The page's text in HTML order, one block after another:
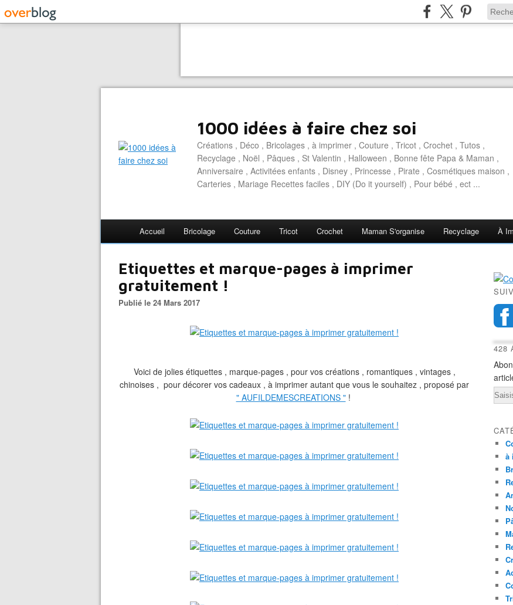
1000 idées à faire chez soi
Créations , Déco , Bricolages , à imprimer , Couture , Tricot , Crochet , Tutos ,
Recyclage , Noël , Pâques , St Valentin , Halloween , Bonne fête Papa & Maman ,
Anniversaire , Activitées enfants , Disney , Princesse , Pirate , Cosmétiques maison ,
Carteries , Mariage Recettes faciles , DIY (Do it yourself) , Pour bébé , ect ...
Accueil Bricolage Couture Tricot Crochet Maman S'organise Recyclage À
Etiquettes et marque-pages à imprimer
gratuitement !
Publié le 24 Mars 2017
Voici de jolies étiquettes , marque-pages , pour vos créations , romantiques , vintages ,
chinoises , pour décorer vos cadeaux , à imprimer autant que vous le souhaitez , proposé par
" AUFILDEMESCREATIONS "!
428
Email
à